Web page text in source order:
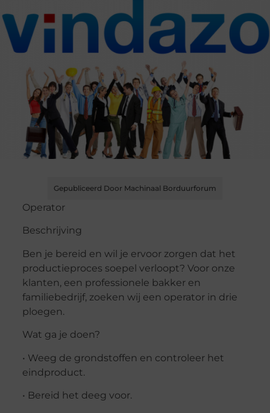
Gepubliceerd Door Machinaal Borduurforum
Operator
Beschrijving
Ben je bereid en wil je ervoor zorgen dat het
productieproces soepel verloopt? Voor onze
klanten, een professionele bakker en
familiebedrijf, zoeken wij een operator in drie
ploegen.
Wat ga je doen?
• Weeg de grondstoffen en controleer het
eindproduct.
• Bereid het deeg voor.